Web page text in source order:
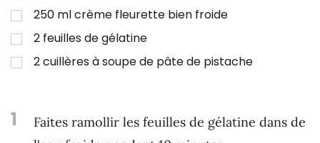
250 mlcrème fleurette bien froide
2 feuilles de gélatine
2cuillères à soupe de pâte de pistache
1
Faites ramollir les feuilles de gélatine dans de